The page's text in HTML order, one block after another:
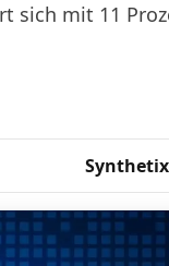
sich mit 11